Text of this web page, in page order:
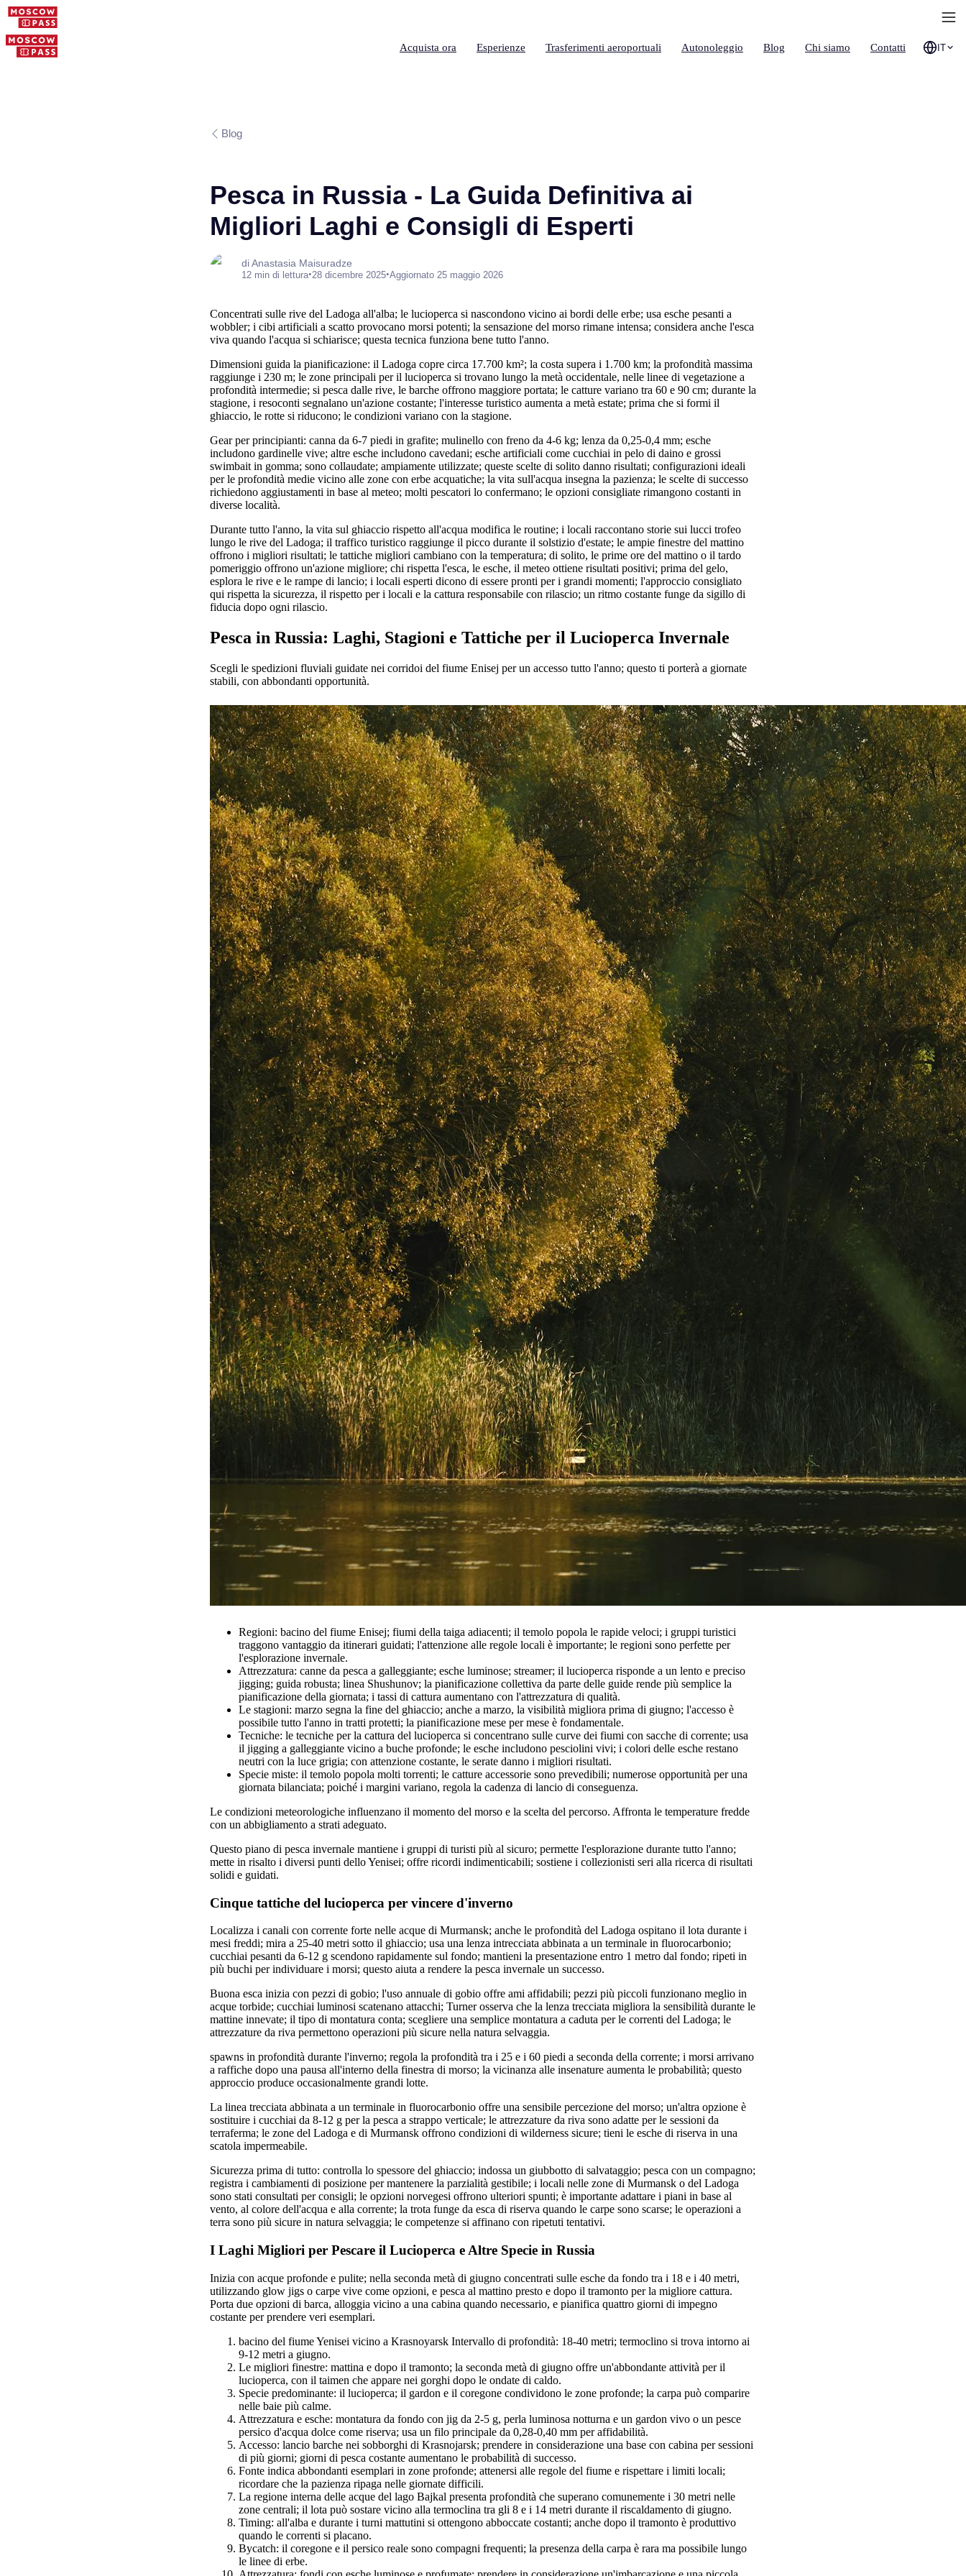
Acquista ora Esperienze Trasferimenti aeroportuali Autonoleggio Blog Chi siamo Contatti IT
Blog
Pesca in Russia - La Guida Definitiva ai
Migliori Laghi e Consigli di Esperti
di Anastasia Maisuradze
12 min di lettura•28 dicembre 2025•Aggiornato 25 maggio 2026
Concentrati sulle rive del Ladoga all'alba; le lucioperca si nascondono vicino ai bordi delle erbe; usa esche pesanti a
wobbler; i cibi artificiali a scatto provocano morsi potenti; la sensazione del morso rimane intensa; considera anche l'esca
viva quando l'acqua si schiarisce; questa tecnica funziona bene tutto l'anno.
Dimensioni guida la pianificazione: il Ladoga copre circa 17.700 km²; la costa supera i 1.700 km; la profondità massima
raggiunge i 230 m; le zone principali per il lucioperca si trovano lungo la metà occidentale, nelle linee di vegetazione a
profondità intermedie; si pesca dalle rive, le barche offrono maggiore portata; le catture variano tra 60 e 90 cm; durante la
stagione, i resoconti segnalano un'azione costante; l'interesse turistico aumenta a metà estate; prima che si formi il
ghiaccio, le rotte si riducono; le condizioni variano con la stagione.
Gear per principianti: canna da 6-7 piedi in grafite; mulinello con freno da 4-6 kg; lenza da 0,25-0,4 mm; esche
includono gardinelle vive; altre esche includono cavedani; esche artificiali come cucchiai in pelo di daino e grossi
swimbait in gomma; sono collaudate; ampiamente utilizzate; queste scelte di solito danno risultati; configurazioni ideali
per le profondità medie vicino alle zone con erbe acquatiche; la vita sull'acqua insegna la pazienza; le scelte di successo
richiedono aggiustamenti in base al meteo; molti pescatori lo confermano; le opzioni consigliate rimangono costanti in
diverse località.
Durante tutto l'anno, la vita sul ghiaccio rispetto all'acqua modifica le routine; i locali raccontano storie sui lucci trofeo
lungo le rive del Ladoga; il traffico turistico raggiunge il picco durante il solstizio d'estate; le ampie finestre del mattino
offrono i migliori risultati; le tattiche migliori cambiano con la temperatura; di solito, le prime ore del mattino o il tardo
pomeriggio offrono un'azione migliore; chi rispetta l'esca, le esche, il meteo ottiene risultati positivi; prima del gelo,
esplora le rive e le rampe di lancio; i locali esperti dicono di essere pronti per i grandi momenti; l'approccio consigliato
qui rispetta la sicurezza, il rispetto per i locali e la cattura responsabile con rilascio; un ritmo costante funge da sigillo di
fiducia dopo ogni rilascio.
Pesca in Russia: Laghi, Stagioni e Tattiche per il Lucioperca Invernale
Scegli le spedizioni fluviali guidate nei corridoi del fiume Enisej per un accesso tutto l'anno; questo ti porterà a giornate
stabili, con abbondanti opportunità.
Regioni: bacino del fiume Enisej; fiumi della taiga adiacenti; il temolo popola le rapide veloci; i gruppi turistici
traggono vantaggio da itinerari guidati; l'attenzione alle regole locali è importante; le regioni sono perfette per
l'esplorazione invernale.
Attrezzatura: canne da pesca a galleggiante; esche luminose; streamer; il lucioperca risponde a un lento e preciso
jigging; guida robusta; linea Shushunov; la pianificazione collettiva da parte delle guide rende più semplice la
pianificazione della giornata; i tassi di cattura aumentano con l'attrezzatura di qualità.
Le stagioni: marzo segna la fine del ghiaccio; anche a marzo, la visibilità migliora prima di giugno; l'accesso è
possibile tutto l'anno in tratti protetti; la pianificazione mese per mese è fondamentale.
Tecniche: le tecniche per la cattura del lucioperca si concentrano sulle curve dei fiumi con sacche di corrente; usa
il jigging a galleggiante vicino a buche profonde; le esche includono pesciolini vivi; i colori delle esche restano
neutri con la luce grigia; con attenzione costante, le serate danno i migliori risultati.
Specie miste: il temolo popola molti torrenti; le catture accessorie sono prevedibili; numerose opportunità per una
giornata bilanciata; poiché i margini variano, regola la cadenza di lancio di conseguenza.
Le condizioni meteorologiche influenzano il momento del morso e la scelta del percorso. Affronta le temperature fredde
con un abbigliamento a strati adeguato.
Questo piano di pesca invernale mantiene i gruppi di turisti più al sicuro; permette l'esplorazione durante tutto l'anno;
mette in risalto i diversi punti dello Yenisei; offre ricordi indimenticabili; sostiene i collezionisti seri alla ricerca di risultati
solidi e guidati.
Cinque tattiche del lucioperca per vincere d'inverno
Localizza i canali con corrente forte nelle acque di Murmansk; anche le profondità del Ladoga ospitano il lota durante i
mesi freddi; mira a 25-40 metri sotto il ghiaccio; usa una lenza intrecciata abbinata a un terminale in fluorocarbonio;
cucchiai pesanti da 6-12 g scendono rapidamente sul fondo; mantieni la presentazione entro 1 metro dal fondo; ripeti in
più buchi per individuare i morsi; questo aiuta a rendere la pesca invernale un successo.
Buona esca inizia con pezzi di gobio; l'uso annuale di gobio offre ami affidabili; pezzi più piccoli funzionano meglio in
acque torbide; cucchiai luminosi scatenano attacchi; Turner osserva che la lenza trecciata migliora la sensibilità durante le
mattine innevate; il tipo di montatura conta; scegliere una semplice montatura a caduta per le correnti del Ladoga; le
attrezzature da riva permettono operazioni più sicure nella natura selvaggia.
spawns in profondità durante l'inverno; regola la profondità tra i 25 e i 60 piedi a seconda della corrente; i morsi arrivano
a raffiche dopo una pausa all'interno della finestra di morso; la vicinanza alle insenature aumenta le probabilità; questo
approccio produce occasionalmente grandi lotte.
La linea trecciata abbinata a un terminale in fluorocarbonio offre una sensibile percezione del morso; un'altra opzione è
sostituire i cucchiai da 8-12 g per la pesca a strappo verticale; le attrezzature da riva sono adatte per le sessioni da
terraferma; le zone del Ladoga e di Murmansk offrono condizioni di wilderness sicure; tieni le esche di riserva in una
scatola impermeabile.
Sicurezza prima di tutto: controlla lo spessore del ghiaccio; indossa un giubbotto di salvataggio; pesca con un compagno;
registra i cambiamenti di posizione per mantenere la parzialità gestibile; i locali nelle zone di Murmansk o del Ladoga
sono stati consultati per consigli; le opzioni norvegesi offrono ulteriori spunti; è importante adattare i piani in base al
vento, al colore dell'acqua e alla corrente; la trota funge da esca di riserva quando le carpe sono scarse; le operazioni a
terra sono più sicure in natura selvaggia; le competenze si affinano con ripetuti tentativi.
I Laghi Migliori per Pescare il Lucioperca e Altre Specie in Russia
Inizia con acque profonde e pulite; nella seconda metà di giugno concentrati sulle esche da fondo tra i 18 e i 40 metri,
utilizzando glow jigs o carpe vive come opzioni, e pesca al mattino presto e dopo il tramonto per la migliore cattura.
Porta due opzioni di barca, alloggia vicino a una cabina quando necessario, e pianifica quattro giorni di impegno
costante per prendere veri esemplari.
bacino del fiume Yenisei vicino a Krasnoyarsk Intervallo di profondità: 18-40 metri; termoclino si trova intorno ai
9-12 metri a giugno.
Le migliori finestre: mattina e dopo il tramonto; la seconda metà di giugno offre un'abbondante attività per il
lucioperca, con il taimen che appare nei gorghi dopo le ondate di caldo.
Specie predominante: il lucioperca; il gardon e il coregone condividono le zone profonde; la carpa può comparire
nelle baie più calme.
Attrezzatura e esche: montatura da fondo con jig da 2-5 g, perla luminosa notturna e un gardon vivo o un pesce
persico d'acqua dolce come riserva; usa un filo principale da 0,28-0,40 mm per affidabilità.
Accesso: lancio barche nei sobborghi di Krasnojarsk; prendere in considerazione una base con cabina per sessioni
di più giorni; giorni di pesca costante aumentano le probabilità di successo.
Fonte indica abbondanti esemplari in zone profonde; attenersi alle regole del fiume e rispettare i limiti locali;
ricordare che la pazienza ripaga nelle giornate difficili.
La regione interna delle acque del lago Bajkal presenta profondità che superano comunemente i 30 metri nelle
zone centrali; il lota può sostare vicino alla termoclina tra gli 8 e i 14 metri durante il riscaldamento di giugno.
Timing: all'alba e durante i turni mattutini si ottengono abboccate costanti; anche dopo il tramonto è produttivo
quando le correnti si placano.
Bycatch: il coregone e il persico reale sono compagni frequenti; la presenza della carpa è rara ma possibile lungo
le linee di erbe.